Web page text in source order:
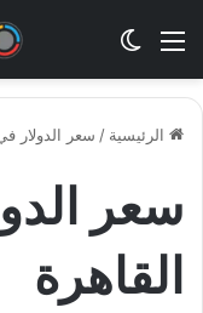
القائمة الوضع المظلم
الرئيسية / سعر الدولار
سعر
القاهرة